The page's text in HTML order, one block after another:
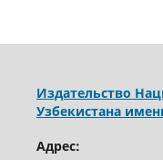
Издательство
Узбекистана
Адрес: